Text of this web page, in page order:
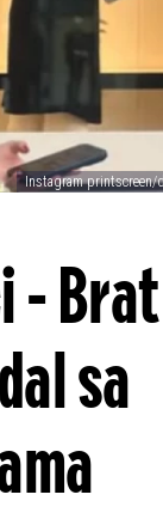
Instagram printscreen/
- Brat
sa